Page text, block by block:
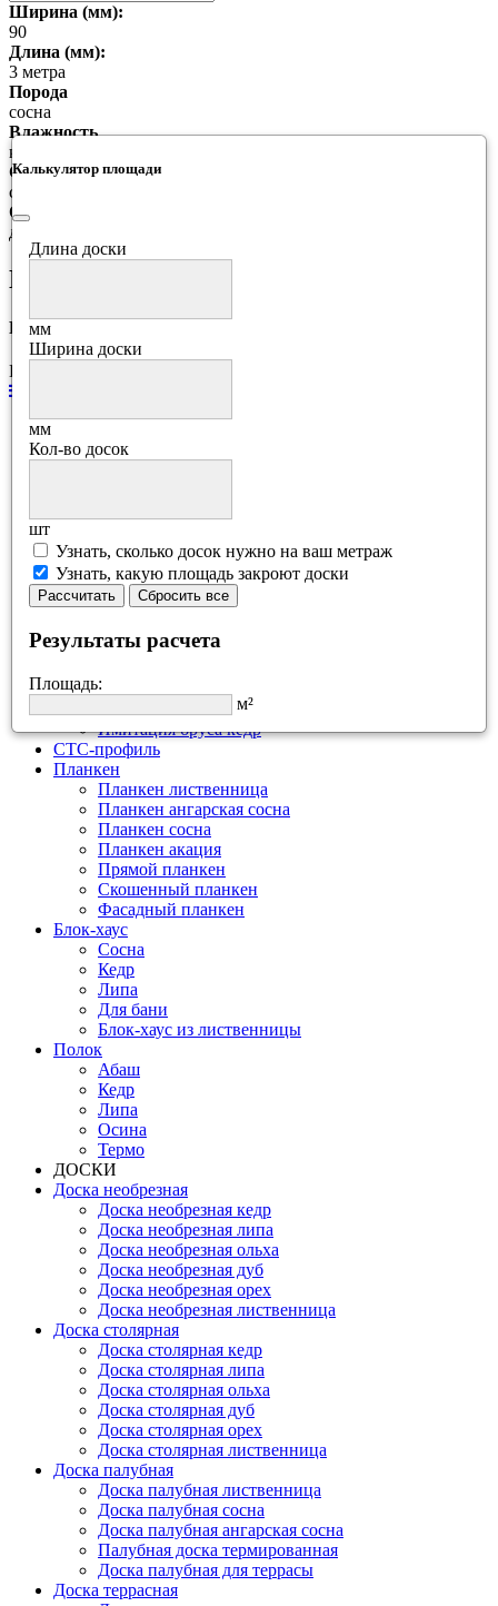
Ширина (мм):
90
Длина (мм):
3 метра
Порода
сосна
Влажность
камерная сушка
Сорт
сучковый
Область применения:
для внешней и внутренней отделки
Подробнее о товаре
Рецензии
Еще нет отзывов об этом товаре.
Вагонка лиственница
Вагонка кедр
Вагонка акация
Вагонка для бани
Термовагонка
Имитация бруса
Имитация бруса ангарская сосна
Имитация бруса сосна
Имитация бруса кедр
СТС-профиль
Планкен
Планкен лиственница
Планкен ангарская сосна
Планкен сосна
Планкен акация
Прямой планкен
Скошенный планкен
Фасадный планкен
Блок-хаус
Сосна
Кедр
Липа
Для бани
Блок-хаус из лиственницы
Полок
Абаш
Кедр
Липа
Осина
Термо
ДОСКИ
Доска необрезная
Доска необрезная кедр
Доска необрезная липа
Доска необрезная ольха
Доска необрезная дуб
Доска необрезная орех
Доска необрезная лиственница
Доска столярная
Доска столярная кедр
Доска столярная липа
Доска столярная ольха
Доска столярная дуб
Доска столярная орех
Доска столярная лиственница
Доска палубная
Доска палубная лиственница
Доска палубная сосна
Доска палубная ангарская сосна
Палубная доска термированная
Доска палубная для террасы
Доска террасная
Калькулятор площади
Длина доски
мм
Ширина доски
мм
Кол-во досок
шт
Узнать, сколько досок нужно на ваш метраж
Узнать, какую площадь закроют доски
Рассчитать Сбросить все
Результаты расчета
Площадь:
м²